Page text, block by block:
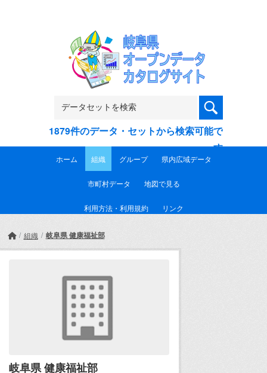
1879件のデータ・セットから検索可能で
す
ホーム 組織 グループ 県内広域データ
市町村データ 地図で見る
利用方法・利用規約 リンク
組織 岐阜県 健康福祉部
岐阜県 健康福祉部